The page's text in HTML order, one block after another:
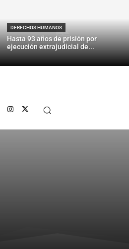
DERECHOS HUMANOS
Hasta 93 años de prisión por
ejecución extrajudicial de...